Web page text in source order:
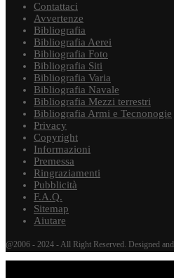
Contattaci
Avvertenze
Bibliografia
Bibliografia Aerei
Bibliografia Foto
Bibliografia Siti
Bibliografia Varia
Bibliografia Navale
Bibliografia Mezzi terrestri
Bibliografia Armi e Tecnonogie
Privacy
Copyright
Informazioni
Premessa
Ringraziamenti
Pubblicità
F.A.Q.
Sitemap
Aiutare
@2006 - 2024 - All Right Reserved. Designed